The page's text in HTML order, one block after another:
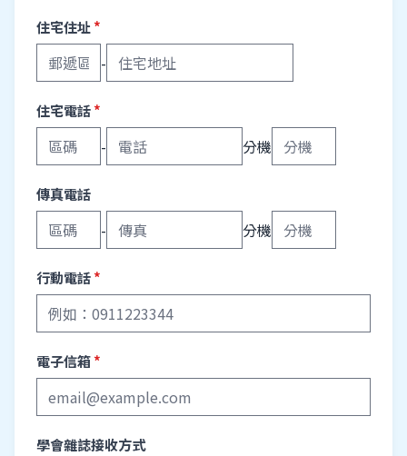
住宅住址 *
-
住宅電話*
- 分機
傳真電話
- 分機
行動電話*
電子信箱*
學會雜誌接收方式